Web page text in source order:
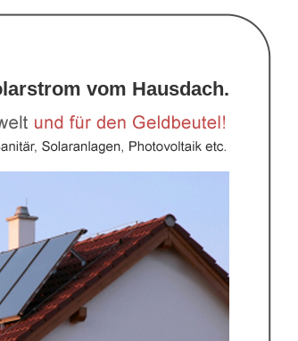
vom Hausdach.